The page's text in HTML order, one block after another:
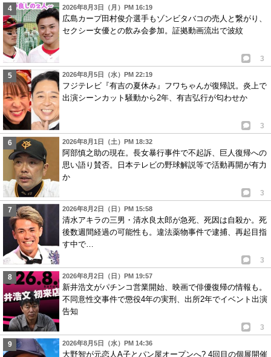
2026年8月3日（月）PM 16:19
広島カープ田村俊介選手もゾンビタバコの売人と繋がり、
セクシー女優との飲み会参加。証拠動画流出で波紋
3
2026年8月5日（水）PM 22:19
フジテレビ『有吉の夏休み』フワちゃんが復帰説。炎上で
出演シーンカット騒動から2年、有吉弘行が匂わせか
3
2026年8月1日（土）PM 18:32
阿部慎之助の現在。長女暴行事件で不起訴、巨人復帰への
思い語り賛否。日本テレビの野球解説等で活動再開が有力
か
3
2026年8月2日（日）PM 15:58
清水アキラの三男・清水良太郎が急死、死因は自殺か。死
後数週間経過の可能性も。違法薬物事件で逮捕、再起目指
す中で…
3
2026年8月2日（日）PM 19:57
新井浩文がパチンコ営業開始、映画で俳優復帰の情報も。
不同意性交事件で懲役4年の実刑、出所2年でイベント出演
告知
3
2026年8月5日（水）PM 14:36
大野智が元恋人A子とパン屋オープンへ? 4回目の個展開催